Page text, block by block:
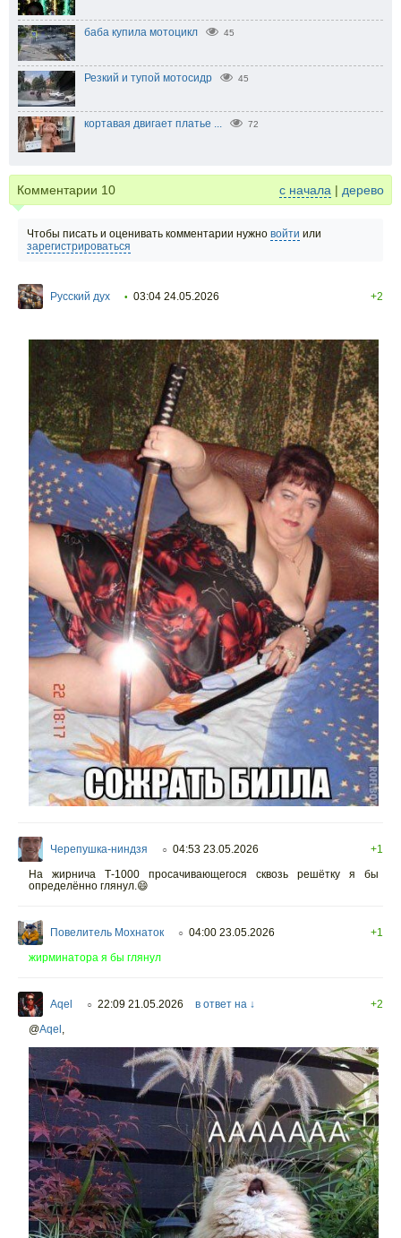
баба купила мотоцикл 45
Резкий и тупой мотосидр 45
кортавая двигает платье ... 72
Комментарии 10 с начала | дерево
Чтобы писать и оценивать комментарии нужно войти или
зарегистрироваться
Русский дух • 03:04 24.05.2026 +2
Черепушка-ниндзя ○ 04:53 23.05.2026
+1
На жирнича Т-1000 просачивающегося сквозь решëтку я бы
определëнно глянул.😄
Повелитель Мохнаток ○ 04:00 23.05.2026
+1
жирминатора я бы глянул
Aqel ○ 22:09 21.05.2026 в ответ на ↓
+2
@Aqel ,